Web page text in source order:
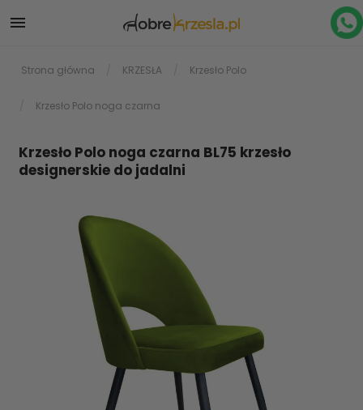

Strona główna KRZESŁA Krzesło Polo
Krzesło Polo noga czarna
Krzesło Polo noga czarna BL75 krzesło
designerskie do jadalni